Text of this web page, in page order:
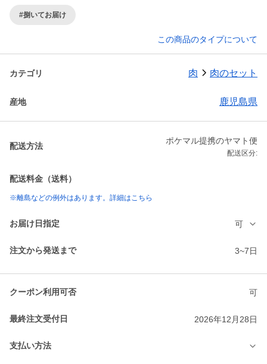
#捌いてお届け
この商品のタイプについて
カテゴリ 肉 肉のセット
産地 鹿児島県
配送方法
ポケマル提携のヤマト便
配送区分:
配送料金（送料）
※離島などの例外はあります。詳細はこちら
お届け日指定 可
注文から発送まで 3~7日
クーポン利用可否 可
最終注文受付日 2026年12月28日
支払い方法